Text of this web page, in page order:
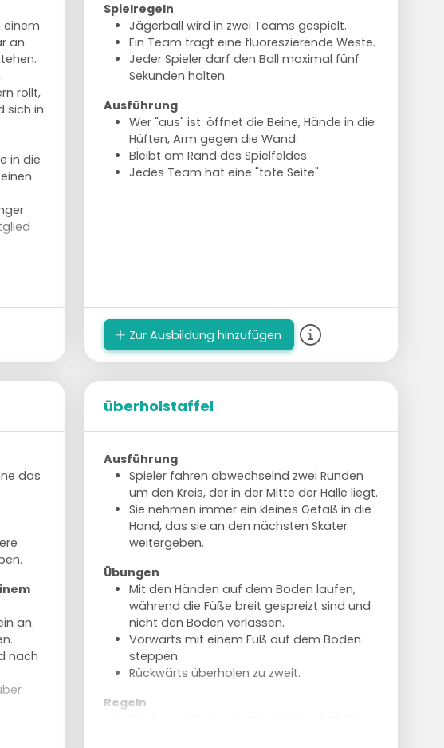
einem
an
rollt,
sich in
in die
Spielregeln
Jägerball wird in zwei Teams gespielt.
Ein Team trägt eine fluoreszierende Weste.
Jeder Spieler darf den Ball maximal fünf
Sekunden halten.
Ausführung
Wer "aus" ist: öffnet die Beine, Hände in die
Hüften, Arm gegen die Wand.
Bleibt am Rand des Spielfeldes.
Jedes Team hat eine "tote Seite".
Zur Ausbildung hinzufügen
das
an.
nach
überholstaffel
Ausführung
Spieler fahren abwechselnd zwei Runden
um den Kreis, der in der Mitte der Halle liegt.
Sie nehmen immer ein kleines Gefäß in die
Hand, das sie an den nächsten Skater
weitergeben.
Übungen
Mit den Händen auf dem Boden laufen,
während die Füße breit gespreizt sind und
nicht den Boden verlassen.
Vorwärts mit einem Fuß auf dem Boden
steppen.
Rückwärts überholen zu zweit.
Regeln